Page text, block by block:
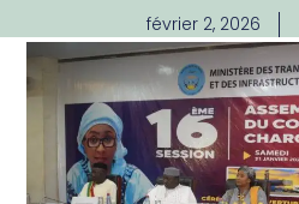
février 2, 2026